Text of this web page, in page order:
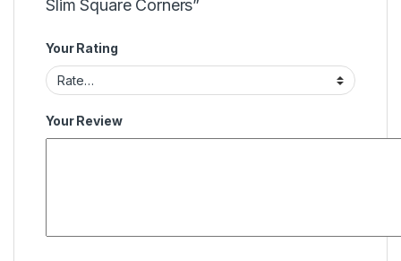
Slim Square Corners”
Your Rating
Your Review